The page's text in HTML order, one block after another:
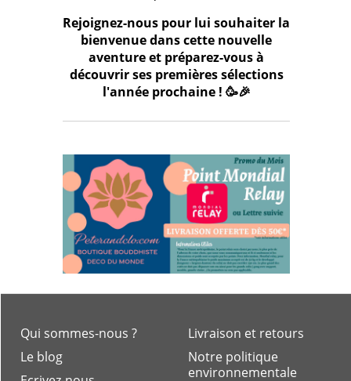
Rejoignez-nous pour lui souhaiter la
bienvenue dans cette nouvelle
aventure et préparez-vous à
découvrir ses premières sélections
l'année prochaine ! 🥳🎉
Livraison et retours
Notre politique
environnementale
Qui sommes-nous ?
Le blog